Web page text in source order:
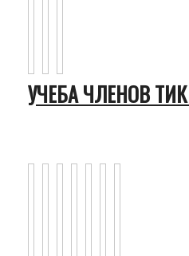
УЧЕБА ЧЛЕНОВ ТИК